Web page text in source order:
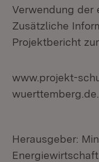
Verwendung der
Zusätzliche
Projektbericht
www.projekt-
wuerttemberg.de.
Herausgeber:
Energiewirtschaft